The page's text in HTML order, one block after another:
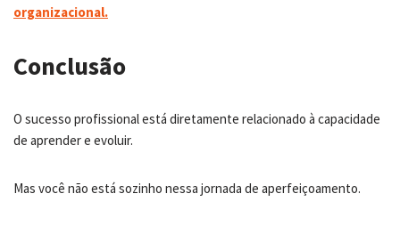
organizacional.
Conclusão
O sucesso profissional está diretamente relacionado à capacidade
de aprender e evoluir.
Mas você não está sozinho nessa jornada de aperfeiçoamento.